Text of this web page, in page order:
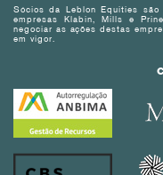
Sócios da Leblon Equities são
empresas Klabin, Mills e
negociar as ações destas
em vigor.